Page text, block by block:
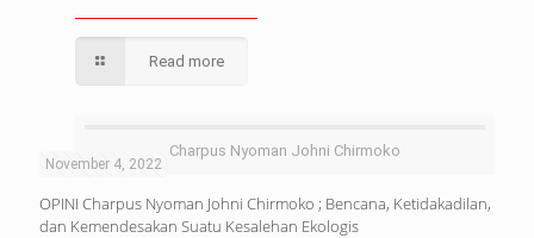
Read more
Charpus Nyoman Johni Chirmoko
November 4, 2022
OPINI Charpus Nyoman Johni Chirmoko ; Bencana, Ketidakadilan,
dan Kemendesakan Suatu Kesalehan Ekologis